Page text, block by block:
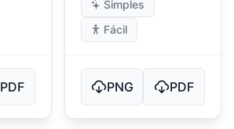
PDF
Simples
Fácil
PNG PDF